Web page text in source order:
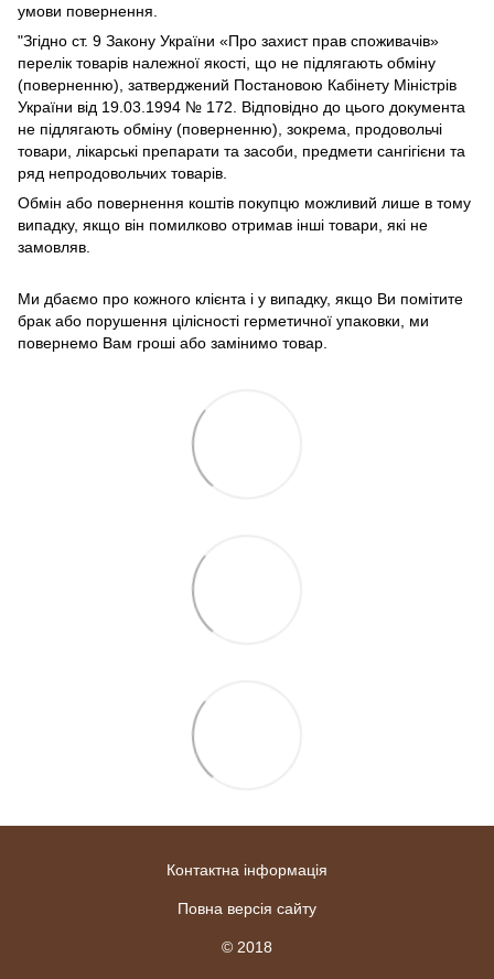
умови повернення.
"Згідно ст. 9 Закону України «Про захист прав споживачів»
перелік товарів належної якості, що не підлягають обміну
(поверненню), затверджений Постановою Кабінету Міністрів
України від 19.03.1994 № 172. Відповідно до цього документа
не підлягають обміну (поверненню), зокрема, продовольчі
товари, лікарські препарати та засоби, предмети сангігієни та
ряд непродовольчих товарів.
Обмін або повернення коштів покупцю можливий лише в тому
випадку, якщо він помилково отримав інші товари, які не
замовляв.
Ми дбаємо про кожного клієнта і у випадку, якщо Ви помітите
брак або порушення цілісності герметичної упаковки, ми
повернемо Вам гроші або замінимо товар.
Контактна інформація
Повна версія сайту
© 2018